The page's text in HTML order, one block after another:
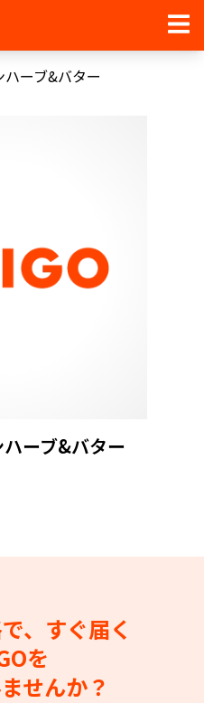
ーブ&バター
ーブ&バター
、すぐ届く
を
せんか？